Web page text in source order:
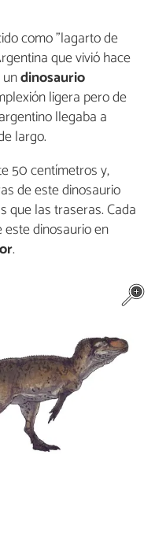
como "lagarto de
que vivió hace
dinosaurio
ligera pero de
llegaba a
largo.
50 centímetros y,
de este dinosaurio
que las traseras. Cada
dinosaurio en
.